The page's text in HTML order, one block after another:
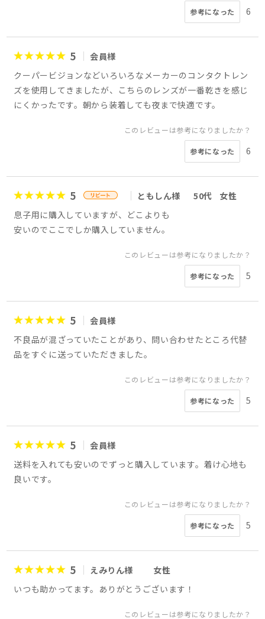
参考になった 6
5
会員様
クーパービジョンなどいろいろなメーカーのコンタクトレン
ズを使用してきましたが、こちらのレンズが一番乾きを感じ
にくかったです。朝から装着しても夜まで快適です。
このレビューは参考になりましたか？
参考になった 6
5 ともしん様 50代
女性
息子用に購入していますが、どこよりも
安いのでここでしか購入していません。
このレビューは参考になりましたか？
参考になった 5
5
会員様
不良品が混ざっていたことがあり、問い合わせたところ代替
品をすぐに送っていただきました。
このレビューは参考になりましたか？
参考になった 5
5
会員様
送料を入れても安いのでずっと購入しています。着け心地も
良いです。
このレビューは参考になりましたか？
参考になった 5
5 えみりん様
女性
いつも助かってます。ありがとうございます！
このレビューは参考になりましたか？